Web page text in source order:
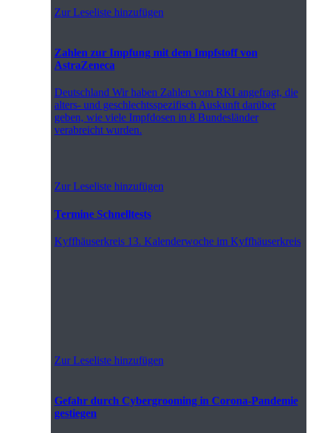
Zur Leseliste hinzufügen
Zahlen zur Impfung mit dem Impfstoff von
AstraZeneca
Deutschland Wir haben Zahlen vom RKI angefragt, die
alters- und geschlechtsspezifisch Auskunft darüber
geben, wie viele Impfdosen in 8 Bundesländer
verabreicht wurden.
Zur Leseliste hinzufügen
Termine Schnelltests
Kyffhäuserkreis13. Kalenderwoche im Kyffhäuserkreis
Zur Leseliste hinzufügen
Gefahr durch Cybergrooming in Corona-Pandemie
gestiegen